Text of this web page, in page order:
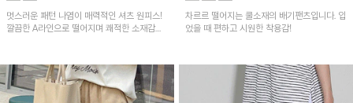
멋스러운 패턴 나염이 매력적인 셔츠 원피스!
깔끔한 A라인으로 떨어지며 쾌적한 소재감으
차르르 떨어지는 쿨소재의 배기팬츠입니다. 입
었을 때 편하고 시원한 착용감!